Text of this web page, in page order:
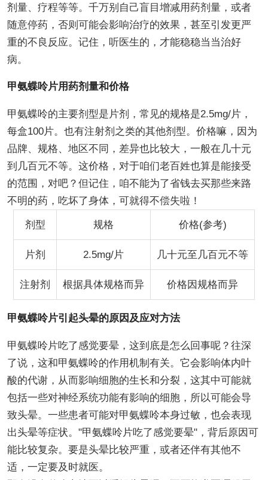
剂量、疗程等等。千万别自己盲目增减用药剂量，或者
随意停药，否则可能会影响治疗的效果，甚至引发更严
重的不良反应。记住，听医生的，才能稳稳当当治好
病。
甲氨蝶呤片用药剂量和价格
甲氨蝶呤的主要剂型是片剂，常见的规格是2.5mg/片，
每盒100片。也有注射剂之类的其他剂型。价格嘛，因为
品牌、规格、地区不同，差异也比较大，一般在几十元
到几百元不等。这价格，对于咱们老百姓也算是能接受
的范围，对吧？但记住，咱不能为了省钱去买那些来路
不明的药，吃坏了身体，可就得不偿失啦！
剂型 规格 价格(参考)
片剂 2.5mg/片 几十元至几百元不等
注射剂 根据具体规格而异 价格因规格而异
甲氨蝶呤片引起头晕的原因及应对方法
甲氨蝶呤片吃了感觉要晕，这到底是怎么回事呢？往深
了说，这和甲氨蝶呤的作用机制有关。它会影响体内叶
酸的代谢，从而影响细胞的生长和分裂，这其中可能就
包括一些对神经系统功能有影响的细胞，所以可能会导
致头晕。一些患者可能对甲氨蝶呤本身过敏，也会表现
出头晕等症状。"甲氨蝶呤片吃了感觉要晕"，背后原因可
能比较复杂。要是头晕比较严重，或者还伴有其他不
适，一定要及时就医。